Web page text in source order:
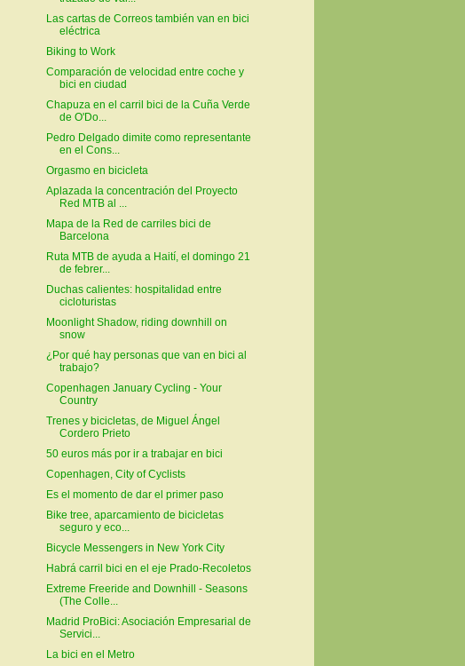
Las cartas de Correos también van en bici
eléctrica
Biking to Work
Comparación de velocidad entre coche y
bici en ciudad
Chapuza en el carril bici de la Cuña Verde
de O'Do...
Pedro Delgado dimite como representante
en el Cons...
Orgasmo en bicicleta
Aplazada la concentración del Proyecto
Red MTB al ...
Mapa de la Red de carriles bici de
Barcelona
Ruta MTB de ayuda a Haití, el domingo 21
de febrer...
Duchas calientes: hospitalidad entre
cicloturistas
Moonlight Shadow, riding downhill on
snow
¿Por qué hay personas que van en bici al
trabajo?
Copenhagen January Cycling - Your
Country
Trenes y bicicletas, de Miguel Ángel
Cordero Prieto
50 euros más por ir a trabajar en bici
Copenhagen, City of Cyclists
Es el momento de dar el primer paso
Bike tree, aparcamiento de bicicletas
seguro y eco...
Bicycle Messengers in New York City
Habrá carril bici en el eje Prado-Recoletos
Extreme Freeride and Downhill - Seasons
(The Colle...
Madrid ProBici: Asociación Empresarial de
Servici...
La bici en el Metro